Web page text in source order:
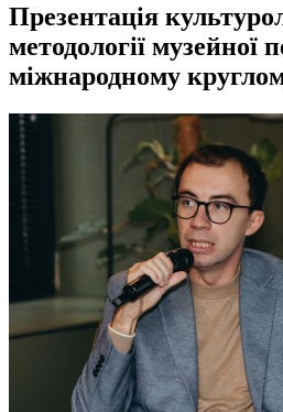
Презентація
методології музейної
міжнародному